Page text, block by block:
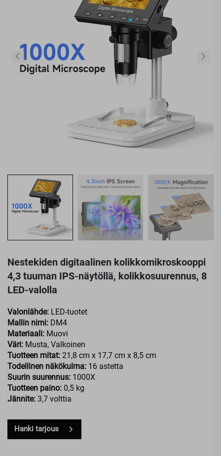
Nestekiden digitaalinen kolikkomikroskooppi
4,3 tuuman IPS-näytöllä, kolikkosuurennus, 8
LED-valolla
Valonlähde: LED-tuotet
Mallin nimi: DM4
Materiaali: Muovi
Väri: Musta, Valkoinen
Tuotteen mitat: 21,8 cm x 17,7 cm x 8,5 cm
Todellinen näkökulma: 16 astetta
Suurin suurennus: 1000X
Tuotteen paino: 0,5 kg
Jännite: 3,7 volttia
Hanki tarjous